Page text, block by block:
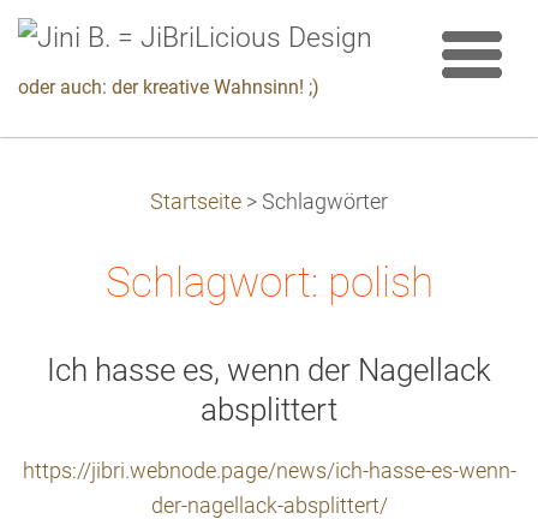
oder auch: der kreative Wahnsinn! ;)
Startseite > Schlagwörter
Schlagwort: polish
Ich hasse es, wenn der Nagellack
absplittert
https://jibri.webnode.page/news/ich-hasse-es-wenn-
der-nagellack-absplittert/